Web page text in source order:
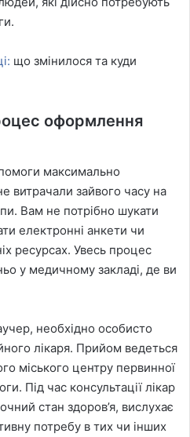
що змінилося та куди
оформлення
максимально
витрачали зайвого часу на
Вам не потрібно шукати
електронні анкети чи
ресурсах. Увесь процес
у медичному закладі, де ви
необхідно особисто
лікаря. Прийом ведеться
міського центру первинної
Під час консультації лікар
стан здоров’я, вислухає
потребу в тих чи інших